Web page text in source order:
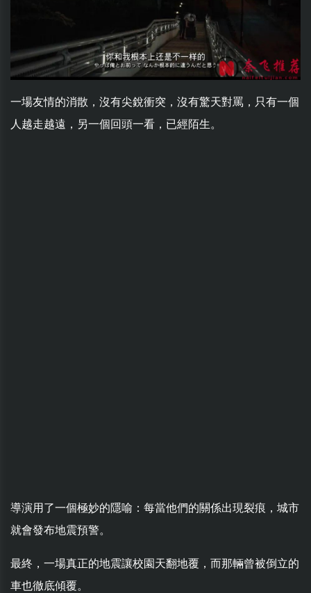
一場友情的消散，沒有尖銳衝突，沒有驚天對罵，只有一個
人越走越遠，另一個回頭一看，已經陌生。
導演用了一個極妙的隱喻：每當他們的關係出現裂痕，城市
就會發布地震預警。
最終，一場真正的地震讓校園天翻地覆，而那輛曾被倒立的
車也徹底傾覆。